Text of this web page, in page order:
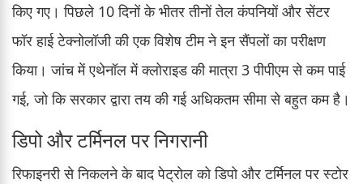
किए गए। पिछले 10 दिनों के भीतर तीनों तेल कंपनियों और सेंटर
फॉर हाई टेक्नोलॉजी की एक विशेष टीम ने इन सैंपलों का परीक्षण
किया। जांच में एथेनॉल में क्लोराइड की मात्रा 3 पीपीएम से कम पाई
गई, जो कि सरकार द्वारा तय की गई अधिकतम सीमा से बहुत कम है।
डिपो और टर्मिनल पर निगरानी
रिफाइनरी से निकलने के बाद पेट्रोल को डिपो और टर्मिनल पर स्टोर